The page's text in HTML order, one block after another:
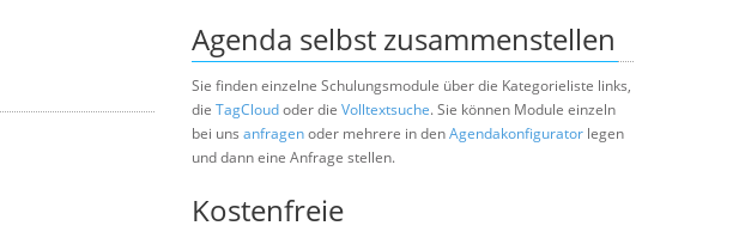
Agenda selbst zusammenstellen
Sie finden einzelne Schulungsmodule über die Kategorieliste links,
die TagCloudoder die Volltextsuche. Sie können Module einzeln
bei uns anfragenoder mehrere in denAgendakonfigurator legen
und dann eine Anfrage stellen.
Kostenfreie